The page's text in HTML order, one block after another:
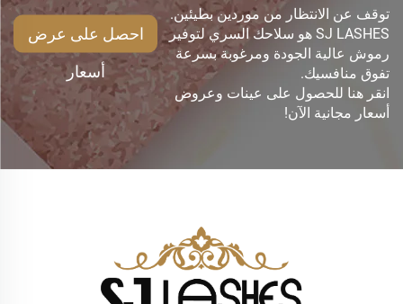
توقف عن الانتظار من موردين بطيئين.
SJ LASHES هو سلاحك السري لتوفير
رموش عالية الجودة ومرغوبة بسرعة
تفوق منافسيك.
انقر هنا للحصول على عينات وعروض
أسعار مجانية الآن!
احصل على عرض
أسعار